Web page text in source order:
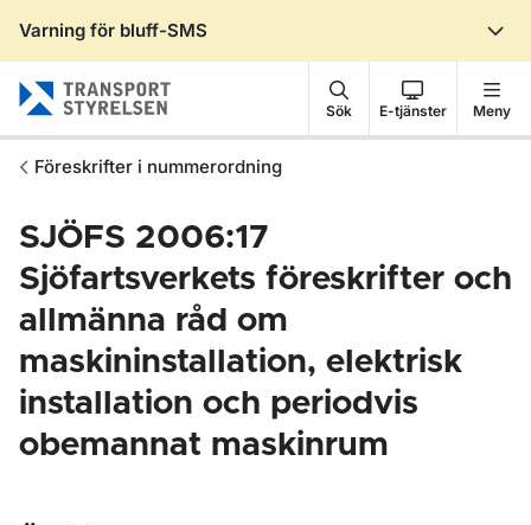
Varning för bluff-SMS
Sök E-tjänster Meny
Föreskrifter i nummerordning
SJÖFS 2006:17
Sjöfartsverkets föreskrifter och
allmänna råd om
maskininstallation, elektrisk
installation och periodvis
obemannat maskinrum